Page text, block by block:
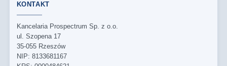
KONTAKT
Kancelaria Prospectrum Sp. z o.o.
ul. Szopena 17
35-055 Rzeszów
NIP: 8133681167